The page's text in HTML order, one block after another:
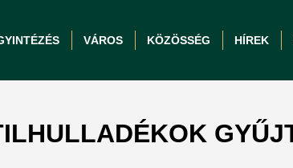
VÁROS KÖZÖSSÉG HÍREK